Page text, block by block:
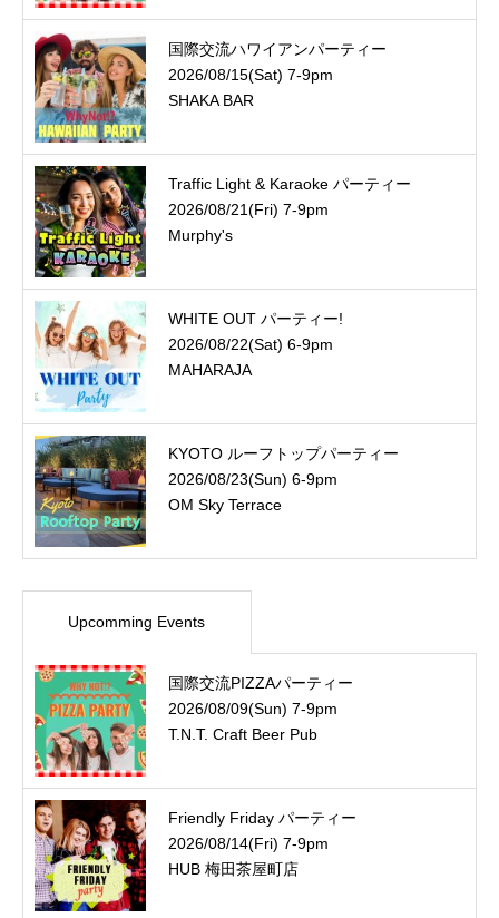
国際交流ハワイアンパーティー
2026/08/15(Sat) 7-9pm
SHAKA BAR
Traffic Light & Karaoke パーティー
2026/08/21(Fri) 7-9pm
Murphy's
WHITE OUT パーティー!
2026/08/22(Sat) 6-9pm
MAHARAJA
KYOTO ルーフトップパーティー
2026/08/23(Sun) 6-9pm
OM Sky Terrace
Upcomming Events
国際交流PIZZAパーティー
2026/08/09(Sun) 7-9pm
T.N.T. Craft Beer Pub
Friendly Friday パーティー
2026/08/14(Fri) 7-9pm
HUB 梅田茶屋町店